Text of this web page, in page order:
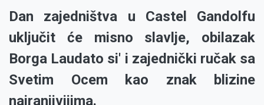
Dan zajedništva u Castel Gandolfu
uključit će misno slavlje, obilazak
Borga Laudato si' i zajednički ručak sa
Svetim Ocem kao znak blizine
najranjivijima.